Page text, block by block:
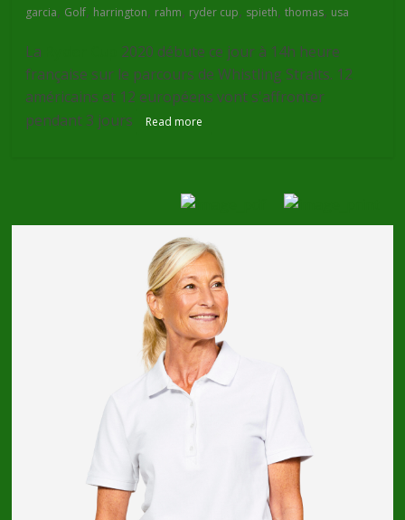
garcia, Golf, harrington, rahm, ryder cup, spieth,thomas, usa
La
2020 débute ce jour à 14h heure
française sur le parcours de Whistling Straits. 12
américains et 12 européens vont s'affronter
pendant 3 jours
Read more